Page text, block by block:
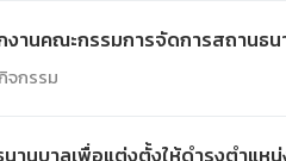
งานคณะกรรมการจัดการสถาน
จกรรม
านุบาลเพื่อแต่งตั้งให้ดำรงตำแ